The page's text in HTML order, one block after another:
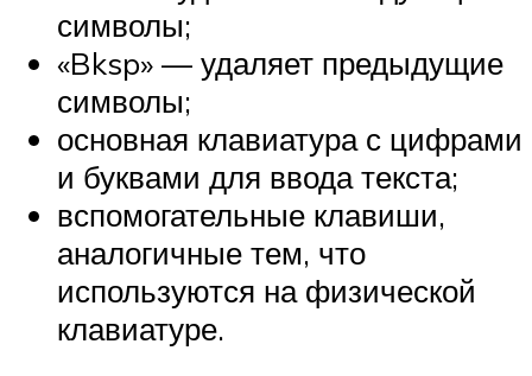
символы;
«Bksp» — удаляет предыдущие
символы;
основная клавиатура с цифрами
и буквами для ввода текста;
вспомогательные клавиши,
аналогичные тем, что
используются на физической
клавиатуре.